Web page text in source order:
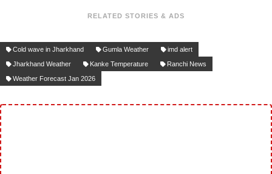
RELATED STORIES & ADS
Cold wave in Jharkhand Gumla Weather
imd alert
Jharkhand Weather
Kanke Temperature
Ranchi News
Weather Forecast Jan 2026